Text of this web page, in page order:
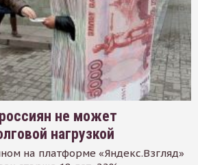
не может
нагрузкой
на платформе «Яндекс.Взгляд»